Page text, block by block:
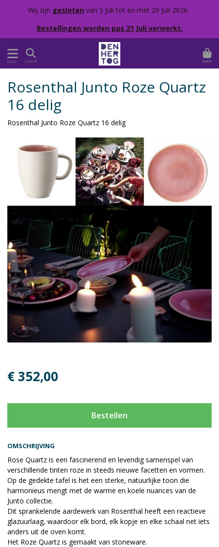
Wij zijn gesloten van 5 Juli tot en met 20 Juli 2026.
Bestellingen worden pas 21 Juli verwerkt.
MENU ZOEKEN MAND
OMSCHRIJVING
Rose Quartz is een fascinerend en levendig samenspel van
verschillende tinten roze in steeds nieuwe facetten en vormen.
Op de gedekte tafel is het een sterke, natuurlijke toon die
harmonieus mengt met de warme en koele nuances van de
Junto collectie.
Dit sprankelende aardewerk van Rosenthal heeft een reactieve
glazuurlaag, waardoor elk bord, elk kopje en elke schaal net iets
anders uit de oven komt.
Het Roze Quartz is gemaakt van stoneware.
Rosenthal Junto Roze Quartz
16 delig
Rosenthal Junto Roze Quartz 16 delig
€ 352,00
Bestellen